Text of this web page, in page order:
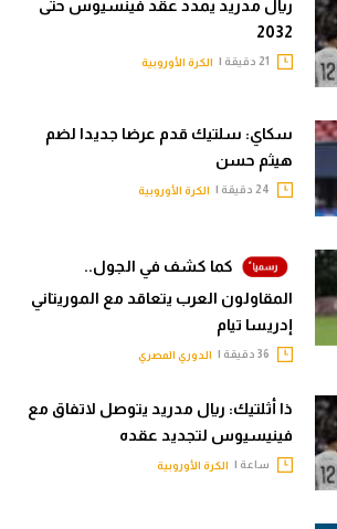
ريال مدريد يمدد عقد فينسيوس حتى
2032
الكرة الأوروبية
سكاي: سلتيك قدم عرضا جديدا لضم
هيثم حسن
الكرة الأوروبية
كما كشف في الجول..
المقاولون العرب يتعاقد مع الموريتاني
إدريسا تيام
الدوري المصري
ذا أثلتيك: ريال مدريد يتوصل لاتفاق مع
فينيسيوس لتجديد عقده
ساعة | الكرة الأوروبية